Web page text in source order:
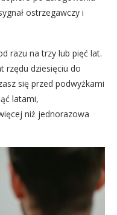
ostrzegawczy i
razu na trzy lub pięć lat.
rzędu dziesięciu do
się przed podwyżkami
latami,
niż jednorazowa